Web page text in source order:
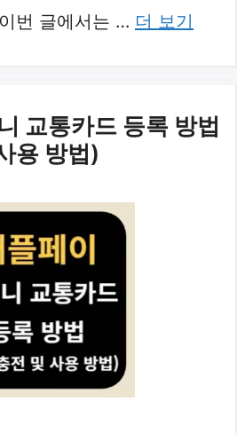
번 글에서는 … 더 보기
교통카드 등록 방법
용 방법)